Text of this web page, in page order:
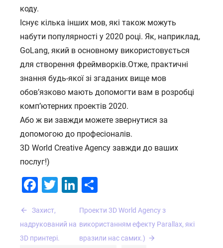
коду.
Існує кілька інших мов, які також можуть
набути популярності у 2020 році. Як, наприклад,
GoLang, який в основному використовується
для створення фреймворків.Отже, практичні
знання будь-якої зі згаданих вище мов
обов’язково мають допомогти вам в розробці
комп’ютерних проектів 2020.
Або ж ви завжди можете звернутися за
допомогою до професіоналів.
3D World Creative Agency завжди до ваших
послуг!)
Facebook
TwitterLinkedIn
Навігація
записів
Захист,
надрукований на
3D принтері.
Проекти 3D World Agency з
використанням ефекту Parallax, які
вразили нас самих.)